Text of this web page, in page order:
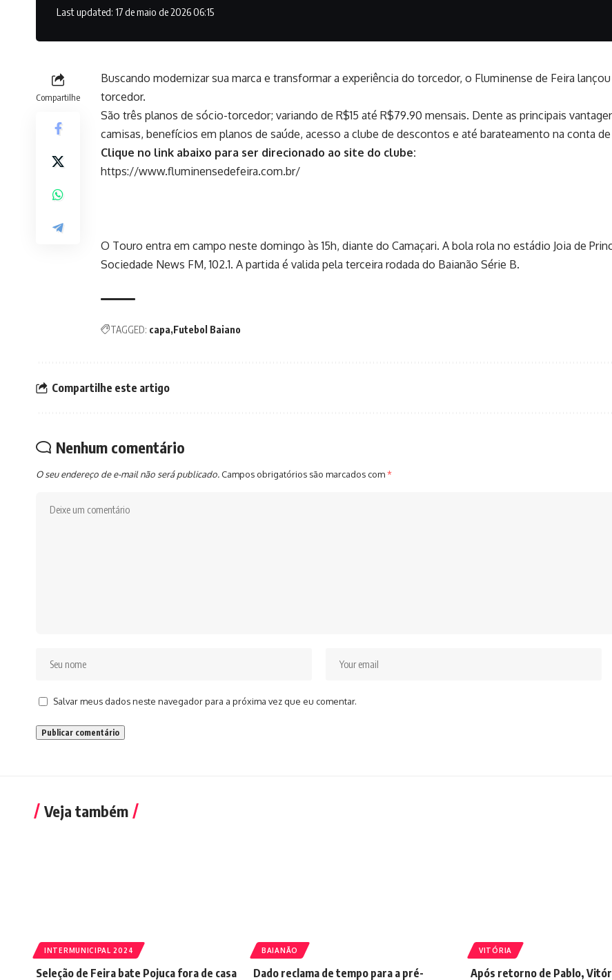
Last updated: 17 de maio de 2026 06:15
Compartilhe
Buscando modernizar sua marca e transformar a experiência do torcedor, o Fluminense de Feira
torcedor.
São três planos de sócio-torcedor; variando de R$15 até R$79.90 mensais. Dente as principais
camisas, benefícios em planos de saúde, acesso a clube de descontos e até barateamento na conta
Clique no link abaixo para ser direcionado ao site do clube:
https://www.fluminensedefeira.com.br/
O Touro entra em campo neste domingo às 15h, diante do Camaçari. A bola rola no estádio Joia de
Sociedade News FM, 102.1. A partida é valida pela terceira rodada do Baianão Série B.
TAGGED: capa Futebol Baiano
Compartilhe este artigo
Nenhum comentário
O seu endereço de e-mail não será publicado. Campos obrigatórios são marcados com*
Salvar meus dados neste navegador para a próxima vez que eu comentar.
Veja também
INTERMUNICIPAL 2024
Seleção de Feira bate Pojuca fora de casa
BAIANÃO
Dado reclama de tempo para a pré-
VITÓRIA
Após retorno de Pablo,